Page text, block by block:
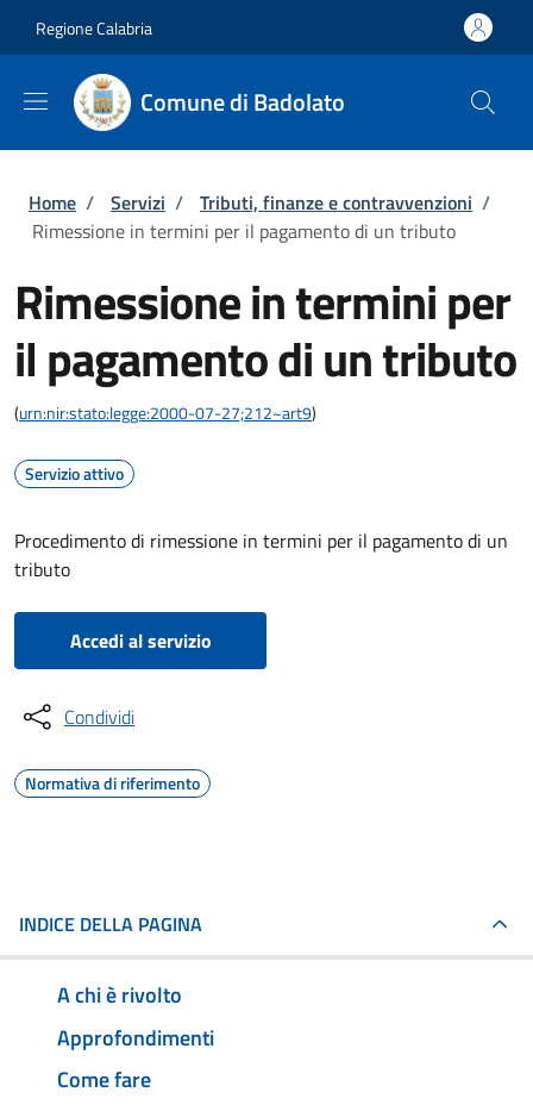
Regione Calabria
Comune di Badolato
Briciole di pane
Home / Servizi / Tributi, finanze e contravvenzioni /
Rimessione in termini per il pagamento di un tributo
Rimessione in termini per
il pagamento di un tributo
(urn:nir:stato:legge:2000-07-27;212~art9)
Servizio attivo
Procedimento di rimessione in termini per il pagamento di un
tributo
Accedi al servizio
Condividi
Normativa di riferimento
INDICE DELLA PAGINA
A chi è rivolto
Approfondimenti
Come fare